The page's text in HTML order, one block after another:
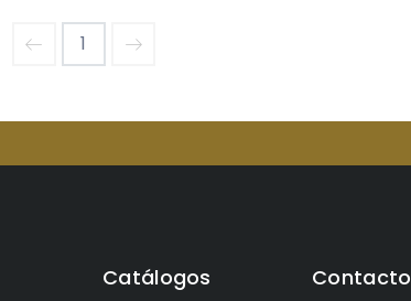
1
Catálogos Contacto